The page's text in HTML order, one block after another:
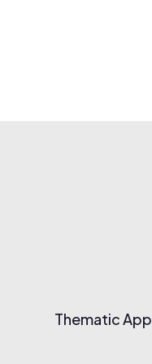
Thematic App